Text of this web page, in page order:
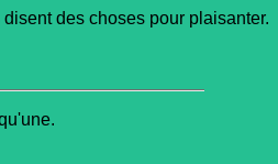
des choses pour plaisanter.